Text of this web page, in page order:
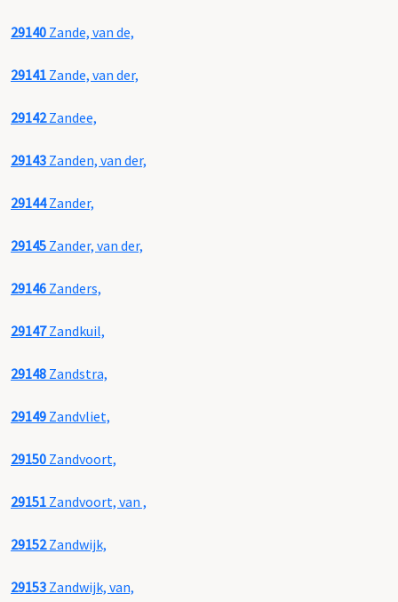
29140 Zande, van de,
29141 Zande, van der,
29142Zandee,
29143 Zanden, van der,
29144Zander,
29145 Zander, van der,
29146 Zanders,
29147Zandkuil,
29148 Zandstra,
29149 Zandvliet,
29150 Zandvoort,
29151 Zandvoort, van ,
29152Zandwijk,
29153 Zandwijk, van,